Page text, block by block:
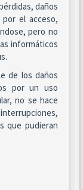
daños
el acceso,
pero no
informáticos
de los daños
por un uso
no se hace
que pudieran